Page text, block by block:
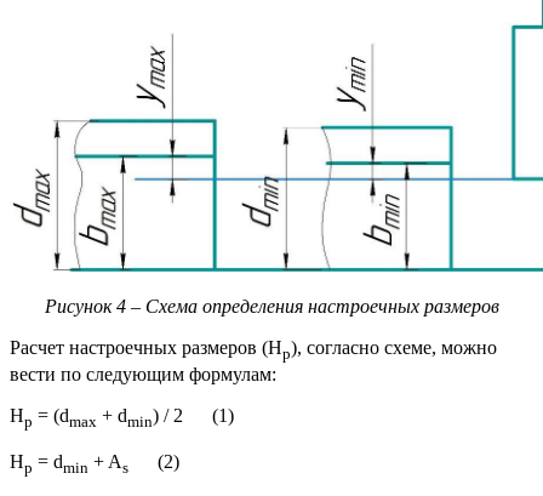
Рисунок 4 – Схема определения настроечных размеров
Расчет настроечных размеров (Hp), согласно схеме, можно
вести по следующим формулам:
Hp = (dmax + dmin) / 2 (1)
Hp = dmin + As (2)